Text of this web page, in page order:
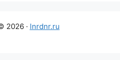
2026 · lnrdnr.ru